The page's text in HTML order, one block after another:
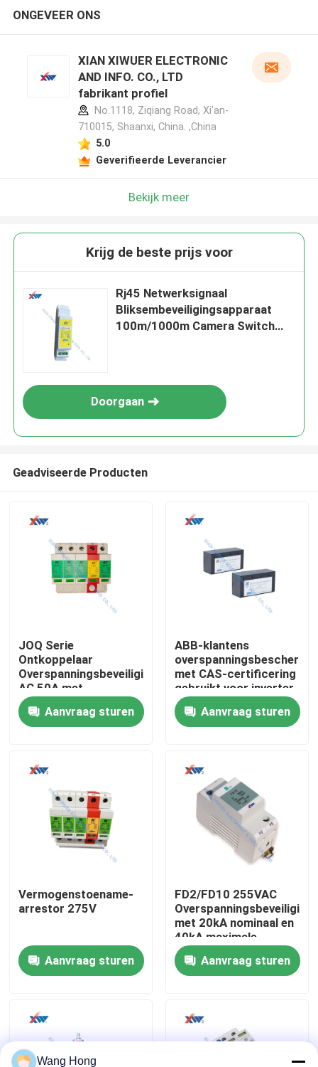
Huis
Producten
Ongeveer ons
Fabrieksreis
Verzoek om een Citaat
Hoogspannings Ceramische Condensator
De Condensatoren van de hoogspanningsdeurknop
ONGEVEER ONS
XIAN XIWUER ELECTRONIC
AND INFO. CO., LTD
fabrikant profiel
No.1118, Ziqiang Road, Xi'an-
710015, Shaanxi, China. ,China
5.0
Geverifieerde Leverancier
Bekijk meer
Krijg de beste prijs voor
Rj45 Netwerksignaal
Bliksembeveiligingsapparaat
100m/1000m Camera Switch
Doorgaan
Geadviseerde Producten
JOQ Serie
Ontkoppelaar
Overspanningsbeveiliging
AC 50A met
Meerlaagse
Bescherming en
Zinkoxide
Railmontage
Aanvraag sturen
ABB-klantens
met CAS-certificering
gebruikt voor inverter
Aanvraag sturen
Vermogenstoename-
arrestor 275V
Aanvraag sturen
FD2/FD10 255VAC
Overspanningsbeveiliging
met 20kA nominaal en
40kA maximale
inschakelstroom voor
N-PE bescherming
Aanvraag sturen
Wang Hong